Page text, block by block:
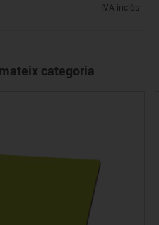
IVA inclòs
categoria